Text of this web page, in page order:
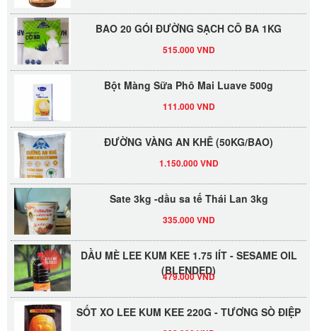
BAO 20 GÓI ĐƯỜNG SẠCH CÔ BA 1KG
Bột Màng Sữa Phô Mai Luave 500g
ĐƯỜNG VÀNG AN KHÊ (50KG/BAO)
Sate 3kg -dầu sa tế Thái Lan 3kg
DẦU MÈ LEE KUM KEE 1.75 lÍT - SESAME OIL
(BLENDED)
479.000 VND
SỐT XO LEE KUM KEE 220G - TƯƠNG SÒ ĐIỆP